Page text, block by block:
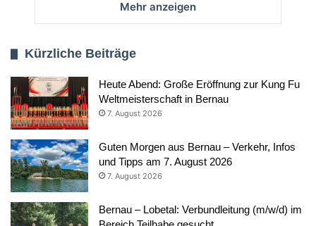
Mehr anzeigen
Kürzliche Beiträge
Heute Abend: Große Eröffnung zur Kung Fu
Weltmeisterschaft in Bernau
7. August 2026
Guten Morgen aus Bernau – Verkehr, Infos
und Tipps am 7. August 2026
7. August 2026
Bernau – Lobetal: Verbundleitung (m/w/d) im